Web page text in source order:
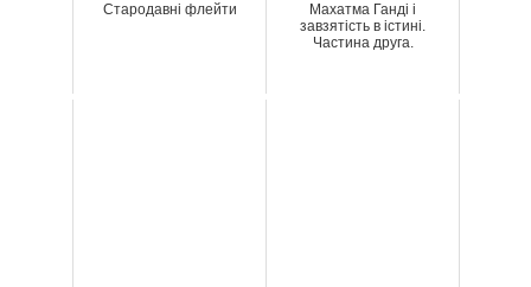
Стародавні флейти
Махатма Ганді і
завзятість в істині.
Частина друга.